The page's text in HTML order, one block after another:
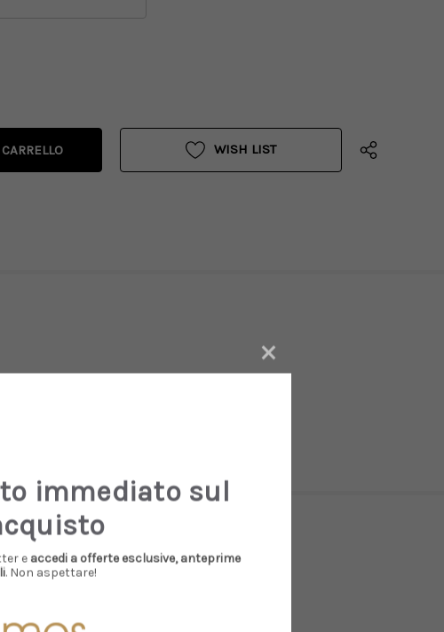
WISH LIST
×
immediato sul
e accedi a offerte esclusive, anteprime
. Non aspettare!